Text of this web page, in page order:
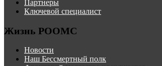
Партнеры
Ключевой специалист
Жизнь РООМС
Новости
Наш Бессмертный полк